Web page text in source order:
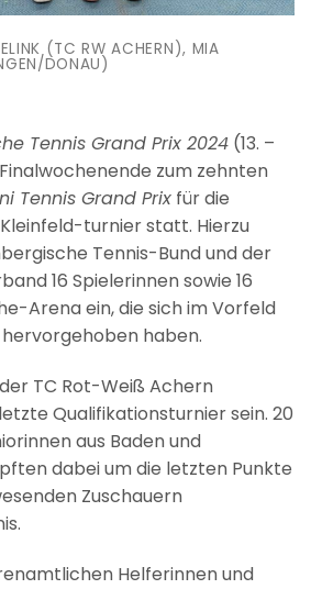
(TC RW ACHERN), MIA
DONAU)
Tennis Grand Prix 2024 (13. –
zum zehnten
Tennis Grand Prix für die
turnier statt. Hierzu
Tennis-Bund und der
16 Spielerinnen sowie 16
Arena ein, die sich im Vorfeld
haben.
TC Rot-Weiß Achern
Qualifikationsturnier sein. 20
aus Baden und
dabei um die letzten Punkte
Zuschauern
Helferinnen und